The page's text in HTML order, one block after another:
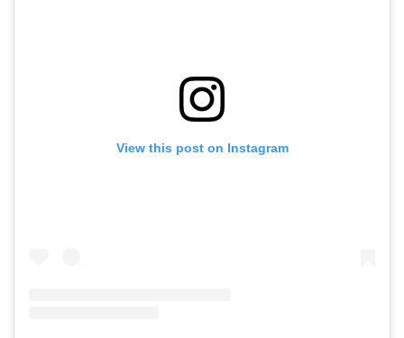
View this post on Instagram